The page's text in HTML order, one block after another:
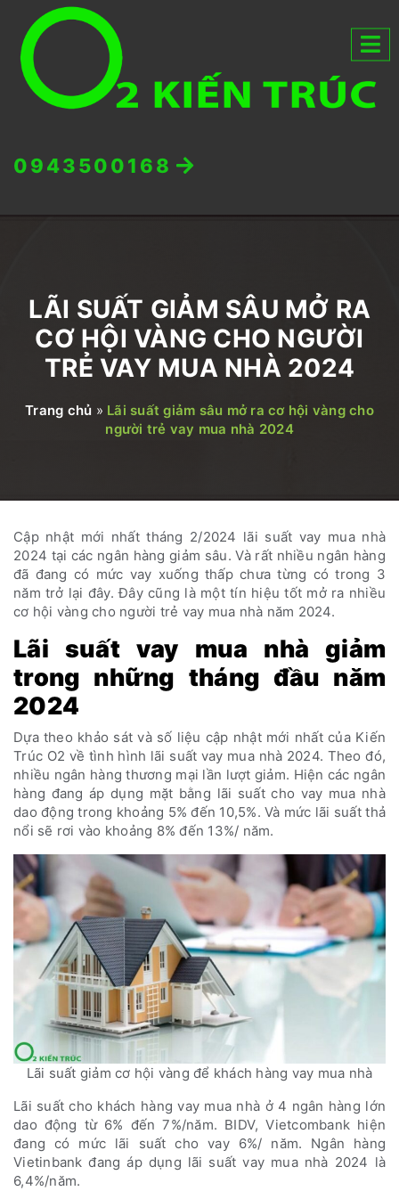
0943500168
LÃI SUẤT GIẢM SÂU MỞ RA
CƠ HỘI VÀNG CHO NGƯỜI
TRẺ VAY MUA NHÀ 2024
Trang chủ » Lãi suất giảm sâu mở ra cơ hội vàng cho
người trẻ vay mua nhà 2024
Cập nhật mới nhất tháng 2/2024 lãi suất vay mua nhà
2024 tại các ngân hàng giảm sâu. Và rất nhiều ngân hàng
đã đang có mức vay xuống thấp chưa từng có trong 3
năm trở lại đây. Đây cũng là một tín hiệu tốt mở ra nhiều
cơ hội vàng cho người trẻ vay mua nhà năm 2024.
Lãi suất vay mua nhà giảm
trong những tháng đầu năm
2024
Dựa theo khảo sát và số liệu cập nhật mới nhất của Kiến
Trúc O2 về tình hình lãi suất vay mua nhà 2024. Theo đó,
nhiều ngân hàng thương mại lần lượt giảm. Hiện các ngân
hàng đang áp dụng mặt bằng lãi suất cho vay mua nhà
dao động trong khoảng 5% đến 10,5%. Và mức lãi suất thả
nổi sẽ rơi vào khoảng 8% đến 13%/ năm.
Lãi suất giảm cơ hội vàng để khách hàng vay mua nhà
Lãi suất cho khách hàng vay mua nhà ở 4 ngân hàng lớn
dao động từ 6% đến 7%/năm. BIDV, Vietcombank hiện
đang có mức lãi suất cho vay 6%/ năm. Ngân hàng
Vietinbank đang áp dụng lãi suất vay mua nhà 2024 là
6,4%/năm.